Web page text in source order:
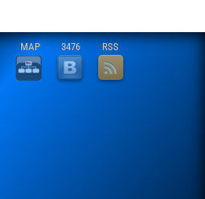
MAP 3476 RSS